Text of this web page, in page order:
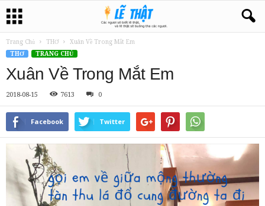
Trang Chủ THƠ
Xuân Về Trong Mắt Em
THƠ
TRANG CHỦ
Xuân Về Trong Mắt Em
2018-08-15 7613 0
Facebook Twitter